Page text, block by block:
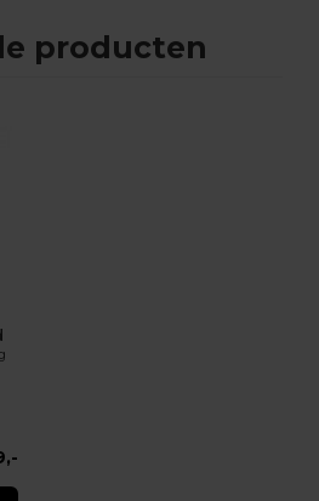
producten